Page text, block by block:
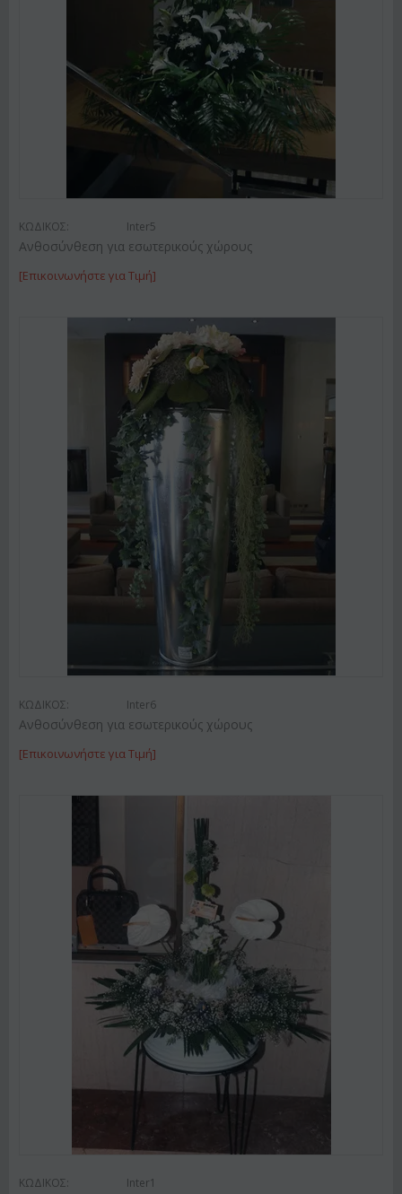
ΚΩΔΙΚΟΣ: Inter5
Ανθοσύνθεση για εσωτερικούς χώρους
[Επικοινωνήστε για Τιμή]
ΚΩΔΙΚΟΣ: Inter6
Ανθοσύνθεση για εσωτερικούς χώρους
[Επικοινωνήστε για Τιμή]
ΚΩΔΙΚΟΣ: Inter1